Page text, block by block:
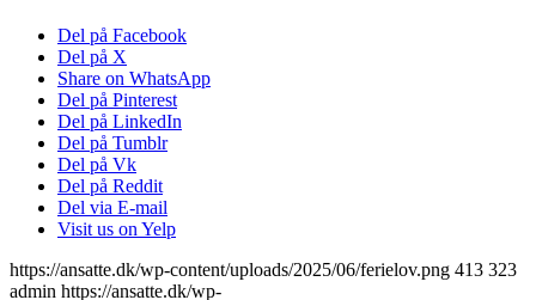
Del på Facebook
Del på X
Share on WhatsApp
Del på Pinterest
Del på LinkedIn
Del på Tumblr
Del på Vk
Del på Reddit
Del via E-mail
Visit us on Yelp
https://ansatte.dk/wp-content/uploads/2025/06/ferielov.png 413 323
admin https://ansatte.dk/wp-